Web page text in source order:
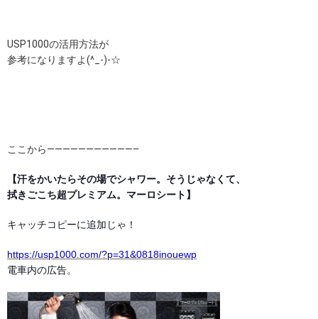
USP1000の活用方法が
参考になりますよ(^_-)-☆
ここから———————————–
【汗をかいたらその場でシャワー。そうじゃなくて、
拭きごこち超プレミアム。マーロシート】
キャッチコピーに追加じゃ！
https://usp1000.com/?p=31&0818inouewp
電車内の広告。